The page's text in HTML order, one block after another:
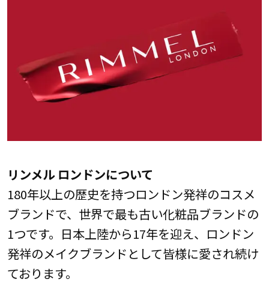
リンメル ロンドンについて
180年以上の歴史を持つロンドン発祥のコスメ
ブランドで、世界で最も古い化粧品ブランドの
1つです。日本上陸から17年を迎え、ロンドン
発祥のメイクブランドとして皆様に愛され続け
ております。